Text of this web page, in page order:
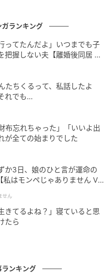
服のチャンスです♪
分母をそろえる通分をし
めます。
ガランキング
ってたんだよ」いつまでも子
把握しない夫【離婚後同居 Vo
ちくるって、私話したよ
れでも…
忘れちゃった」「いいよ出
が全ての始まりでした
か3日、娘のひと言が運命の
はモンペじゃありません Vo
せん
てるよね？」寝ていると思
たら
ランキング